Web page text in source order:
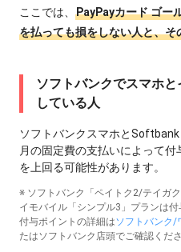
ここでは、 PayPayカード ゴー
を払っても損をしない人と、
ソフトバンクでスマホ
している人
ソフトバンクスマホと
月の固定費の支払いによって
を上回る可能性があります。
※ ソフトバンク「ペイトク2/テイガ
イモバイル「シンプル3」プランは付
付与ポイントの詳細はソフトバンク/
たはソフトバンク店頭でご確認くださ